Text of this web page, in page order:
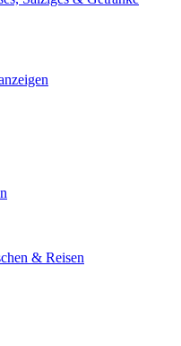
& Reisen